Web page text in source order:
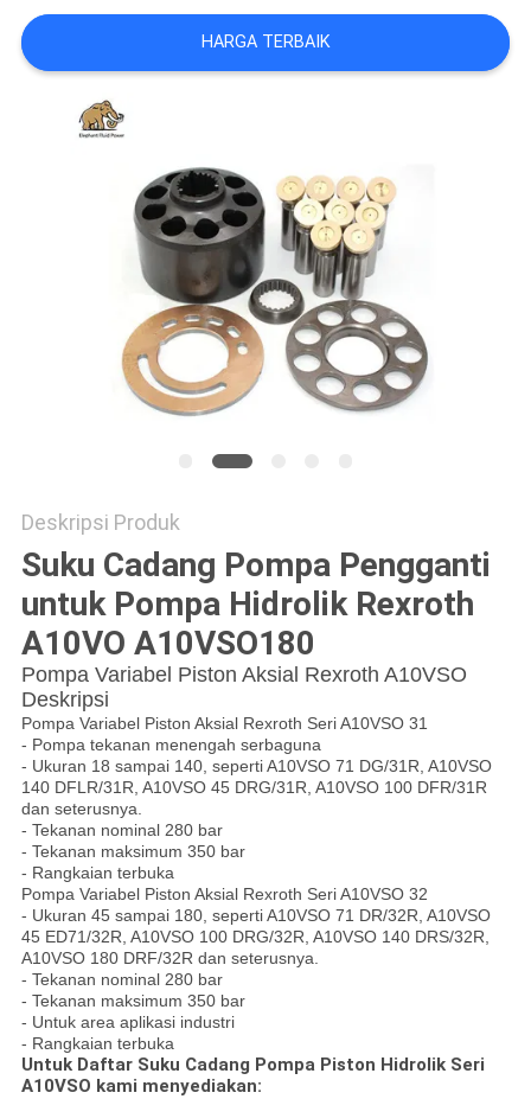
PRIVACY
POLICY
HARGA TERBAIK
Deskripsi Produk
Suku Cadang Pompa Pengganti
untuk Pompa Hidrolik Rexroth
A10VO A10VSO180
Pompa Variabel Piston Aksial Rexroth A10VSO
Deskripsi
Pompa Variabel Piston Aksial Rexroth Seri A10VSO 31
- Pompa tekanan menengah serbaguna
- Ukuran 18 sampai 140, seperti A10VSO 71 DG/31R, A10VSO
140 DFLR/31R, A10VSO 45 DRG/31R, A10VSO 100 DFR/31R
dan seterusnya.
- Tekanan nominal 280 bar
- Tekanan maksimum 350 bar
- Rangkaian terbuka
Pompa Variabel Piston Aksial Rexroth Seri A10VSO 32
- Ukuran 45 sampai 180, seperti A10VSO 71 DR/32R, A10VSO
45 ED71/32R, A10VSO 100 DRG/32R, A10VSO 140 DRS/32R,
A10VSO 180 DRF/32R dan seterusnya.
- Tekanan nominal 280 bar
- Tekanan maksimum 350 bar
- Untuk area aplikasi industri
- Rangkaian terbuka
Untuk Daftar Suku Cadang Pompa Piston Hidrolik Seri
A10VSO kami menyediakan: